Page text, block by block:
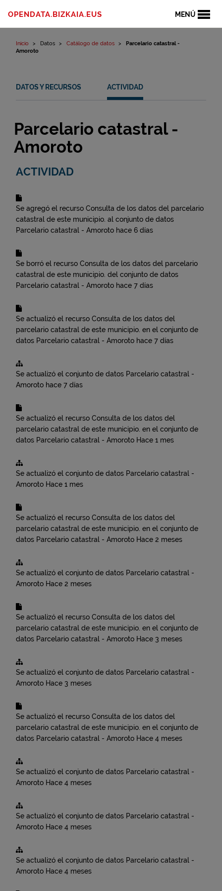
MENÚ
OPENDATA.BIZKAIA.EUS
Inicio Datos Catálogo de datos
Parcelario catastral -
Amoroto
DATOS Y RECURSOS ACTIVIDAD
Parcelario catastral -
Amoroto
ACTIVIDAD
Se agregó el recurso Consulta de los datos del parcelario
catastral de este municipio. al conjunto de datos
Parcelario catastral - Amoroto hace 6 días
Se borró el recurso Consulta de los datos del parcelario
catastral de este municipio. del conjunto de datos
Parcelario catastral - Amoroto hace 7 días
Se actualizó el recurso Consulta de los datos del
parcelario catastral de este municipio. en el conjunto de
datos Parcelario catastral - Amoroto hace 7 días
Se actualizó el conjunto de datos Parcelario catastral -
Amoroto hace 7 días
Se actualizó el recurso Consulta de los datos del
parcelario catastral de este municipio. en el conjunto de
datos Parcelario catastral - Amoroto Hace 1 mes
Se actualizó el conjunto de datos Parcelario catastral -
Amoroto Hace 1 mes
Se actualizó el recurso Consulta de los datos del
parcelario catastral de este municipio. en el conjunto de
datos Parcelario catastral - Amoroto Hace 2 meses
Se actualizó el conjunto de datos Parcelario catastral -
Amoroto Hace 2 meses
Se actualizó el recurso Consulta de los datos del
parcelario catastral de este municipio. en el conjunto de
datos Parcelario catastral - Amoroto Hace 3 meses
Se actualizó el conjunto de datos Parcelario catastral -
Amoroto Hace 3 meses
Se actualizó el recurso Consulta de los datos del
parcelario catastral de este municipio. en el conjunto de
datos Parcelario catastral - Amoroto Hace 4 meses
Se actualizó el conjunto de datos Parcelario catastral -
Amoroto Hace 4 meses
Se actualizó el conjunto de datos Parcelario catastral -
Amoroto Hace 4 meses
Se actualizó el conjunto de datos Parcelario catastral -
Amoroto Hace 4 meses